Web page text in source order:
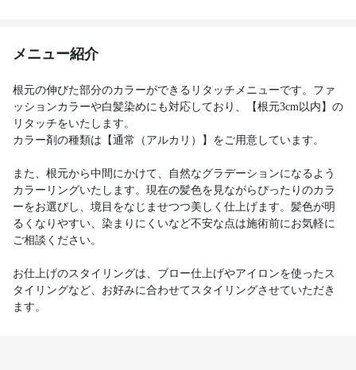
メニュー紹介
根元の伸びた部分のカラーができるリタッチメニューです。ファ
ッションカラーや白髪染めにも対応しており、【根元3cm以内】の
リタッチをいたします。
カラー剤の種類は【通常（アルカリ）】をご用意しています。
また、根元から中間にかけて、自然なグラデーションになるよう
カラーリングいたします。現在の髪色を見ながらぴったりのカラ
ーをお選びし、境目をなじませつつ美しく仕上げます。髪色が明
るくなりやすい、染まりにくいなど不安な点は施術前にお気軽に
ご相談ください。
お仕上げのスタイリングは、ブロー仕上げやアイロンを使ったス
タイリングなど、お好みに合わせてスタイリングさせていただき
ます。